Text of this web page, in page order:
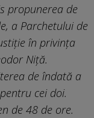
propunerea de
a Parchetului de
în privinţa
Niţă.
de îndată a
cei doi.
de 48 de ore.